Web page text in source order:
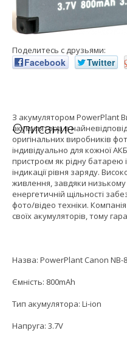
Поделитесь с друзьями:
Facebook Twitter
Описание
З акумулятором PowerPlant
акумулятора в
оригінальних виробників
індивідуально для кожної
пристроєм як рідну батарею
індикації рівня заряду.
живлення, завдяки низькому
енергетичній щільності
фото/відео техніки.
своїх акумуляторів, тому
Назва: PowerPlant Canon NB-
Ємність: 800mAh
Тип акумулятора: Li-ion
Напруга: 3.7V